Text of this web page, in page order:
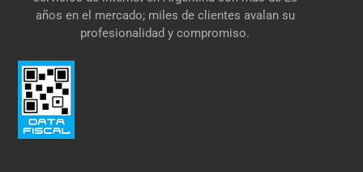
años en el mercado; miles de clientes avalan su
profesionalidad y compromiso.